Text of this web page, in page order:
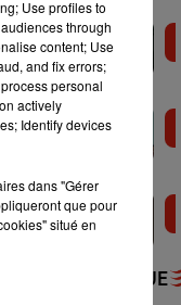
+ DE MUSIQUE
Use profiles to
through
content; Use
and fix errors;
personal
actively
Identify devices
dans "Gérer
que pour
situé en